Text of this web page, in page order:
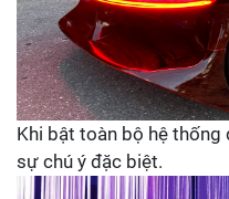
Khi bật toàn bộ hệ thống
sự chú ý đặc biệt.